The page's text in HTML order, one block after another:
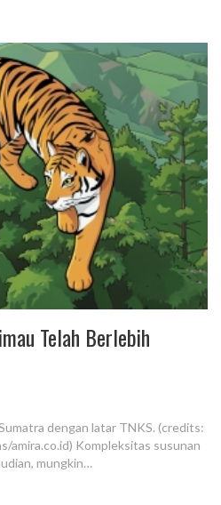
Telah Berlebih
dengan latar TNKS. (credits:
amira.co.id) Kompleksitas susunan
mungkin…